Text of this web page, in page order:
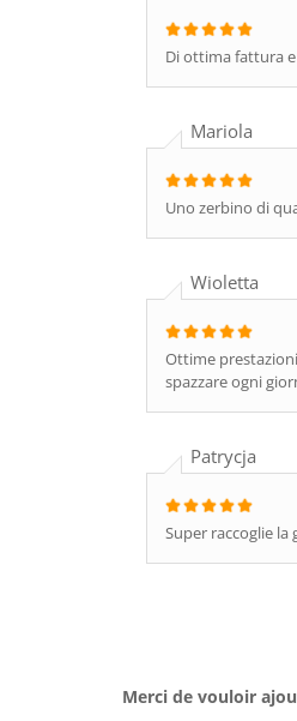
Di ottima fattura
Mariola
Uno zerbino di
Wioletta
Ottime
spazzare ogni
Patrycja
Super raccoglie la
Merci de vouloir